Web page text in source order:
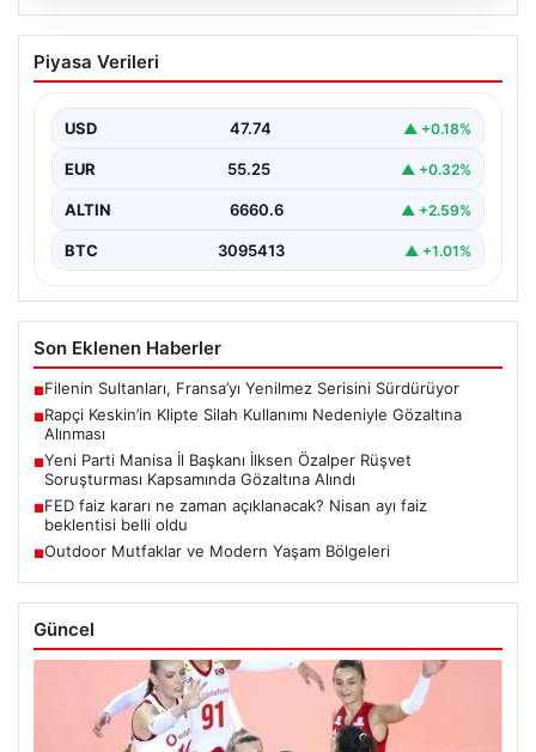
06.08.2026
Rapçi Keskin’in Klipte Silah Kullanımı
Nedeniyle Gözaltına Alınması
rapçi Yüşa Keskin, son yaptığı müzik klibinde…
Piyasa Verileri
USD 47.74 ▲ +0.18%
EUR 55.25 ▲ +0.32%
ALTIN 6660.6 ▲ +2.59%
BTC 3095413 ▲ +1.01%
Son Eklenen Haberler
■Filenin Sultanları, Fransa’yı Yenilmez Serisini Sürdürüyor
■Rapçi Keskin’in Klipte Silah Kullanımı Nedeniyle Gözaltına
Alınması
■Yeni Parti Manisa İl Başkanı İlksen Özalper Rüşvet
Soruşturması Kapsamında Gözaltına Alındı
■FED faiz kararı ne zaman açıklanacak? Nisan ayı faiz
beklentisi belli oldu
■Outdoor Mutfaklar ve Modern Yaşam Bölgeleri
Güncel